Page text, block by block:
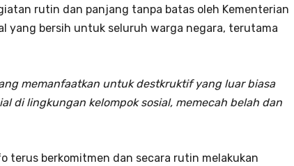
rutin dan panjang tanpa batas oleh Kementerian
yang bersih untuk seluruh warga negara, terutama
memanfaatkan untuk destkruktif yang luar biasa
di lingkungan kelompok sosial, memecah belah dan
terus berkomitmen dan secara rutin melakukan